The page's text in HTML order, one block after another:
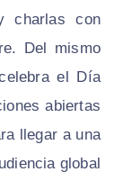
charlas con
Del mismo
el Día
abiertas
llegar a una
global.